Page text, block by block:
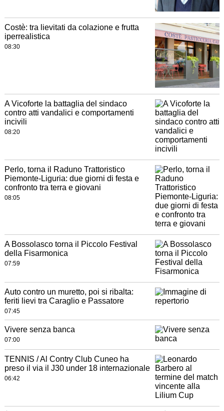
Costè: tra lievitati da colazione e frutta
iperrealistica
08:30
A Vicoforte la battaglia del sindaco
contro atti vandalici e comportamenti
incivili
08:20
Perlo, torna il Raduno Trattoristico
Piemonte-Liguria: due giorni di festa e
confronto tra terra e giovani
08:05
A Bossolasco torna il Piccolo Festival
della Fisarmonica
07:59
Auto contro un muretto, poi si ribalta:
feriti lievi tra Caraglio e Passatore
07:45
Vivere senza banca
07:00
TENNIS / Al Contry Club Cuneo ha
preso il via il J30 under 18 internazionale
06:42